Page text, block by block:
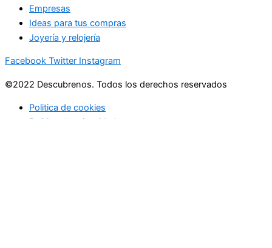
Empresas
Ideas para tus compras
Joyería y relojería
Facebook Twitter Instagram
©2022 Descubrenos. Todos los derechos reservados
Politica de cookies
Politico de privacidad